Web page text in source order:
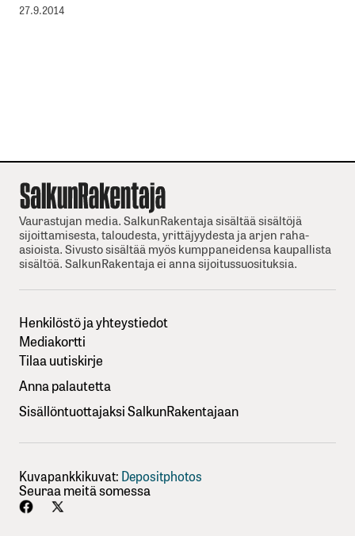
27.9.2014
Vaurastujan media. SalkunRakentaja sisältää sisältöjä
sijoittamisesta, taloudesta, yrittäjyydesta ja arjen raha-
asioista. Sivusto sisältää myös kumppaneidensa kaupallista
sisältöä. SalkunRakentaja ei anna sijoitussuosituksia.
Henkilöstö ja yhteystiedot
Mediakortti
Tilaa uutiskirje
Anna palautetta
Sisällöntuottajaksi SalkunRakentajaan
Kuvapankkikuvat: Depositphotos
Seuraa meitä somessa